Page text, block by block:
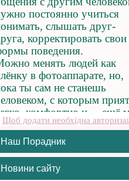
Щоб додати необхідна
Наш Порадник
Новини сайту